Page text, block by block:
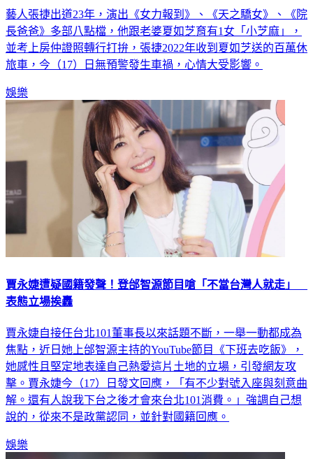
藝人張捷出道23年，演出《女力報到》、《天之驕女》、《院
長爸爸》多部八點檔，他跟老婆夏如芝育有1女「小芝麻」，
並考上房仲證照轉行打拚，張捷2022年收到夏如芝送的百萬休
旅車，今（17）日無預警發生車禍，心情大受影響。
娛樂
賈永婕遭疑國籍發聲！登邰智源節目嗆「不當台灣人就走」
表態立場挨轟
賈永婕自接任台北101董事長以來話題不斷，一舉一動都成為
焦點，近日她上邰智源主持的YouTube節目《下班去吃飯》，
她感性且堅定地表達自己熱愛這片土地的立場，引發網友攻
擊。賈永婕今（17）日發文回應，「有不少對號入座與刻意曲
解。還有人說我下台之後才會來台北101消費。」強調自己想
說的，從來不是政黨認同，並針對國籍回應。
娛樂